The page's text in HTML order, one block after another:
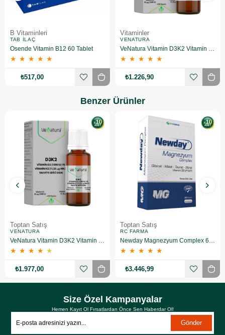
B Vitaminleri
TAB İLAÇ
Osende Vitamin B12 60 Tablet
★ ★ ★ ★ ★
₺517,00
Vitaminler
VENATURA
★ ★ ★ ★ ★
₺1.226,90
Benzer Ürünler
Toptan Satış
VENATURA
★ ★ ★ ★ ★
₺1.977,00
Toptan Satış
RC FARMA
★ ★ ★ ★ ★
₺3.446,99
Size Özel Kampanyalar
Hemen Kayıt Ol Fırsatlardan Önce Sen Haberdar Ol!
Gönder